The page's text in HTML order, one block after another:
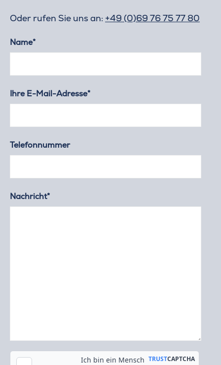
Oder rufen Sie uns an: +49 (0)69 76 75 77 80
Name*
Ihre E-Mail-Adresse*
Telefonnummer
Nachricht*